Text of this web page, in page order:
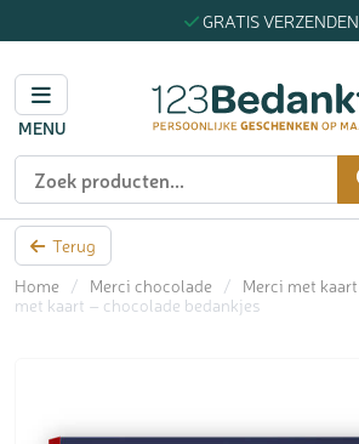
GRATIS VERZENDEN
MENU
Zoeken
Terug
Home
/ Merci chocolade / Merci met kaart
met kaart – chocolade bedankjes